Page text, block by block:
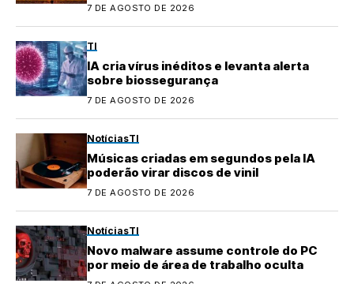
7 DE AGOSTO DE 2026
TI
IA cria vírus inéditos e levanta alerta
sobre biossegurança
7 DE AGOSTO DE 2026
NotíciasTI
Músicas criadas em segundos pela IA
poderão virar discos de vinil
7 DE AGOSTO DE 2026
NotíciasTI
Novo malware assume controle do PC
por meio de área de trabalho oculta